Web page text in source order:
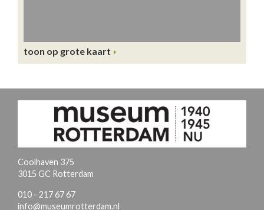
toon op grote kaart
Coolhaven 375
3015 GC Rotterdam
010 - 217 67 67
info@museumrotterdam.nl